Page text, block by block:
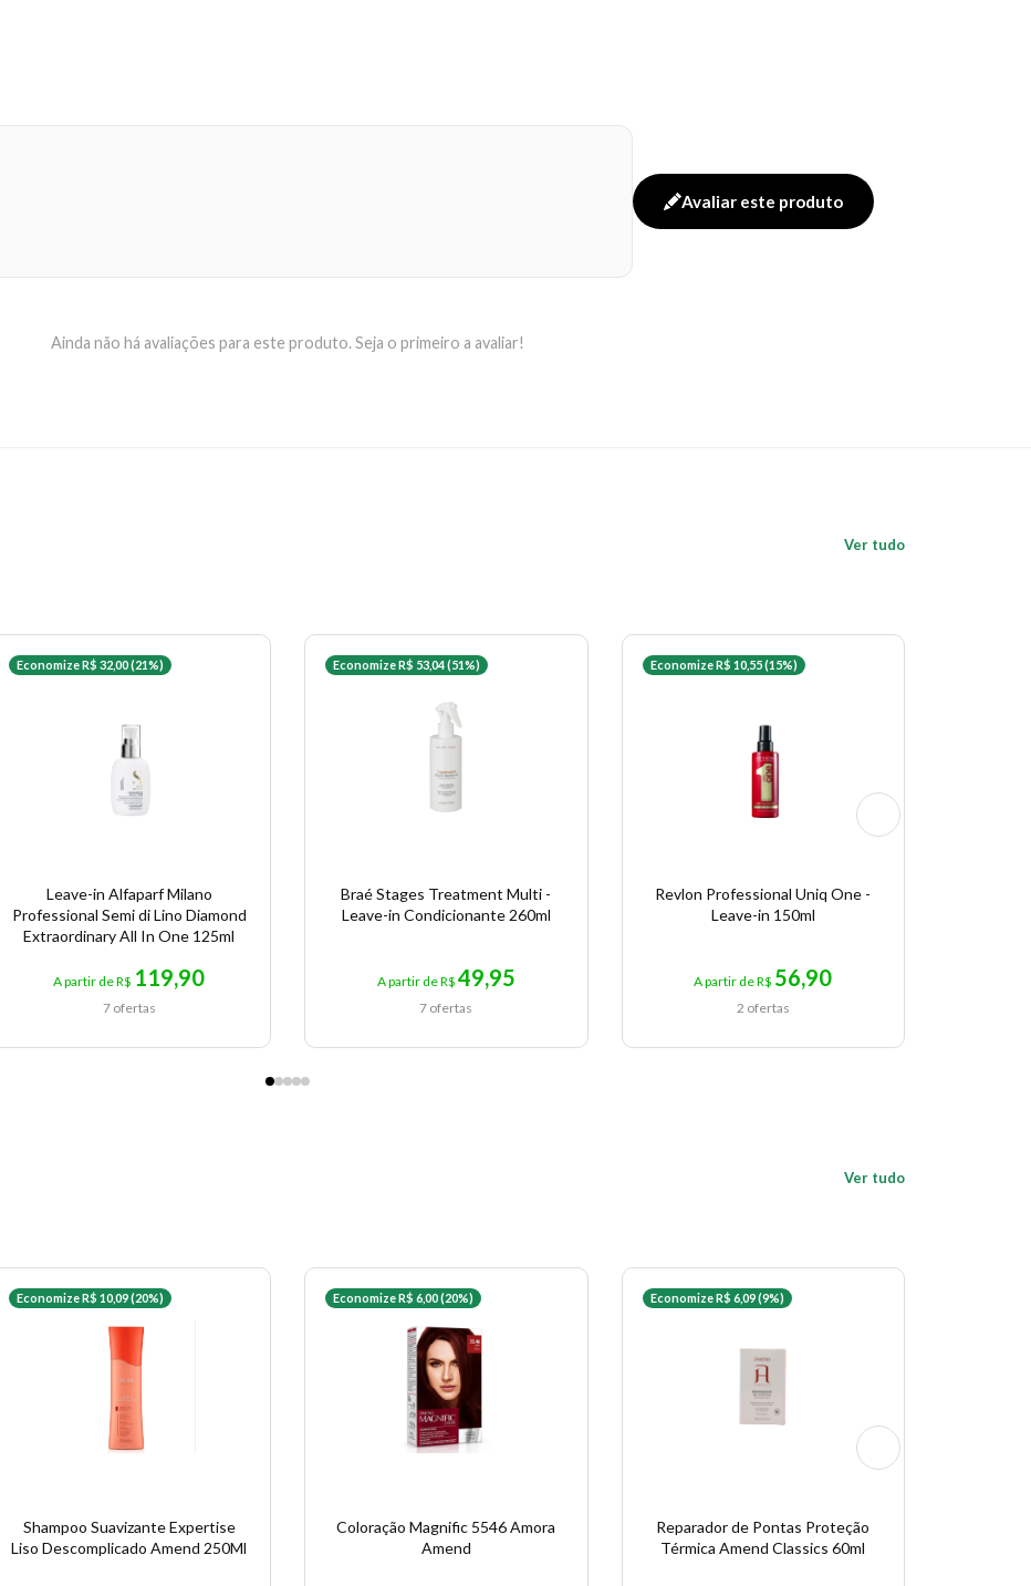
Avaliar este produto
Ainda não há avaliações para este produto. Seja o primeiro a avaliar!
Ver tudo
Economize R$ 32,00 (21%)
Leave-in Alfaparf Milano
Professional Semi di Lino Diamond
Extraordinary All In One 125ml
A partir de R$ 119,90
7 ofertas
Economize R$ 53,04 (51%)
Braé Stages Treatment Multi -
Leave-in Condicionante 260ml
A partir de R$ 49,95
7 ofertas
Economize R$ 10,55 (15%)
Revlon Professional Uniq One -
Leave-in 150ml
A partir de R$ 56,90
2 ofertas
Ver tudo
Economize R$ 10,09 (20%)
Shampoo Suavizante Expertise
Liso Descomplicado Amend 250Ml
Economize R$ 6,00 (20%)
Coloração Magnific 5546 Amora
Amend
Economize R$ 6,09 (9%)
Reparador de Pontas Proteção
Térmica Amend Classics 60ml